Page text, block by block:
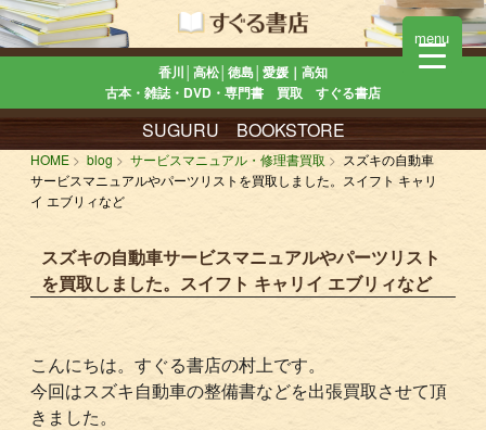
香川│高松│徳島│愛媛｜高知
古本・雑誌・DVD・専門書 買取 すぐる書店
SUGURU BOOKSTORE
HOME blog サービスマニュアル・修理書買取
スズキの自動車
サービスマニュアルやパーツリストを買取しました。スイフト キャリ
イ エブリィなど
スズキの自動車サービスマニュアルやパーツリスト
を買取しました。スイフト キャリイ エブリィなど
こんにちは。すぐる書店の村上です。
今回はスズキ自動車の整備書などを出張買取させて頂
きました。
menu